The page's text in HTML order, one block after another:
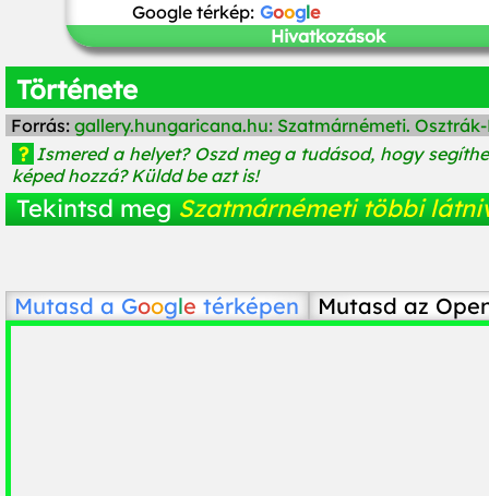
Google térkép: Google
Hivatkozások
Története
Forrás: gallery.hungaricana.hu: Szatmárnémeti.
? Ismered a helyet? Oszd meg a tudásod, hogy
képed hozzá? Küldd be azt is!
Tekintsd meg Szatmárnémeti többi
Mutasd a Google térképen Mutasd az